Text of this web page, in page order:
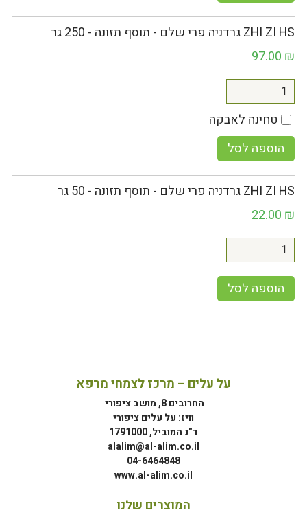
ZHI ZI HS גרדניה פרי שלם - תוסף תזונה - 250 גר
97.00 ₪
טחינה לאבקה
הוספה לסל
ZHI ZI HS גרדניה פרי שלם - תוסף תזונה - 50 גר
22.00 ₪
הוספה לסל
על עלים – מרכז לצמחי מרפא
החרובים 8, מושב ציפורי
וויז: על עלים ציפורי
ד"נ המוביל, 1791000
alalim@al-alim.co.il
04-6464848
www.al-alim.co.il
המוצרים שלנו